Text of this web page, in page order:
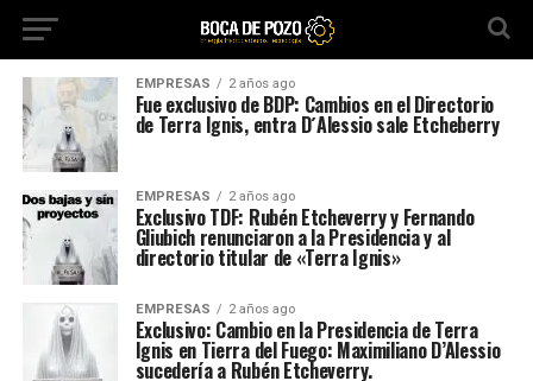
EMPRESAS 2 años ago
Fue exclusivo de BDP: Cambios en el Directorio
de Terra Ignis, entra D´Alessio sale Etcheberry
EMPRESAS 2 años ago
Exclusivo TDF: Rubén Etcheverry y Fernando
Gliubich renunciaron a la Presidencia y al
directorio titular de «Terra Ignis»
EMPRESAS 2 años ago
Exclusivo: Cambio en la Presidencia de Terra
Ignis en Tierra del Fuego: Maximiliano D’Alessio
sucedería a Rubén Etcheverry.